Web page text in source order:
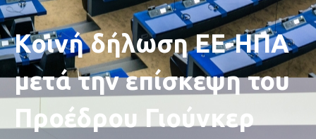
Κοινή δήλωση ΕΕ-ΗΠΑ
μετά την επίσκεψη του
Προέδρου Γιούνκερ